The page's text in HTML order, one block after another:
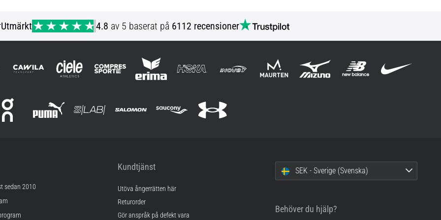
Utmärkt 4.8 av 5 baserat på 6112 recensioner
sedan 2010
Kundtjänst
Utöva ångerrätten här
Returorder
Gör anspråk på defekt vara
SEK - Sverige (Svenska)
Behöver du hjälp?